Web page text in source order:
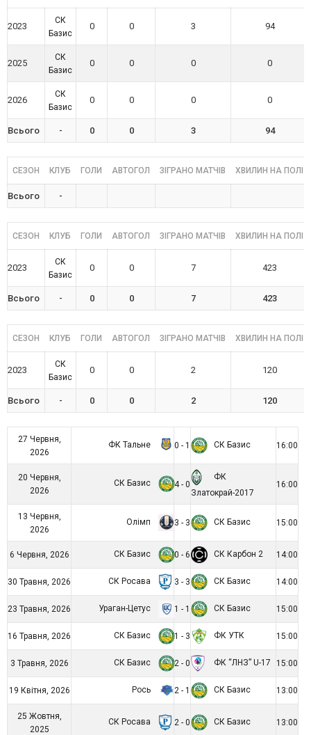
2023
СК
Базис
0 0 3 94
2025
СК
Базис
0 0 0 0
2026
СК
Базис
0 0 0 0
Всього - 0 0 3 94
СЕЗОН КЛУБ ГОЛИ АВТОГОЛ ЗІГРАНО МАТЧІВ ХВИЛИН НА ПОЛІ
Всього -
СЕЗОН КЛУБ ГОЛИ АВТОГОЛ ЗІГРАНО МАТЧІВ ХВИЛИН НА ПОЛІ
2023
СК
Базис
0 0 7 423
Всього - 0 0 7 423
СЕЗОН КЛУБ ГОЛИ АВТОГОЛ ЗІГРАНО МАТЧІВ ХВИЛИН НА ПОЛІ
2023
СК
Базис
0 0 2 120
Всього - 0 0 2 120
27 Червня,
2026
ФК Тальне 0 - 1 СК Базис 16:00
20 Червня,
2026
СК Базис 4 - 0
ФК
Златокрай-2017
16:00
13 Червня,
2026
Олімп 3 - 3 СК Базис 15:00
6 Червня, 2026 СК Базис 0 - 6 СК Карбон 2 14:00
30 Травня, 2026 СК Росава 3 - 3 СК Базис 14:00
23 Травня, 2026 Ураган-Цетус 1 - 1 СК Базис 15:00
16 Травня, 2026 СК Базис 1 - 3 ФК УТК 15:00
3 Травня, 2026 СК Базис 2 - 0 ФК “ЛНЗ” U-17 15:00
19 Квітня, 2026 Рось 2 - 1 СК Базис 13:00
25 Жовтня,
2025
СК Росава 2 - 0 СК Базис 13:00